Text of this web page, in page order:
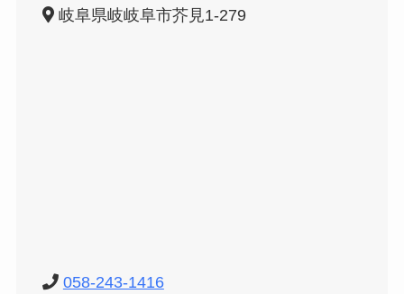
岐阜県岐岐阜市芥見1-279
058-243-1416